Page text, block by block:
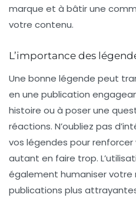
marque et à bâtir une
votre contenu.
L’importance des
Une bonne légende peut
en une publication
histoire ou à poser une
réactions. N’oubliez pas
vos légendes pour
autant en faire trop.
également humaniser votre
publications plus